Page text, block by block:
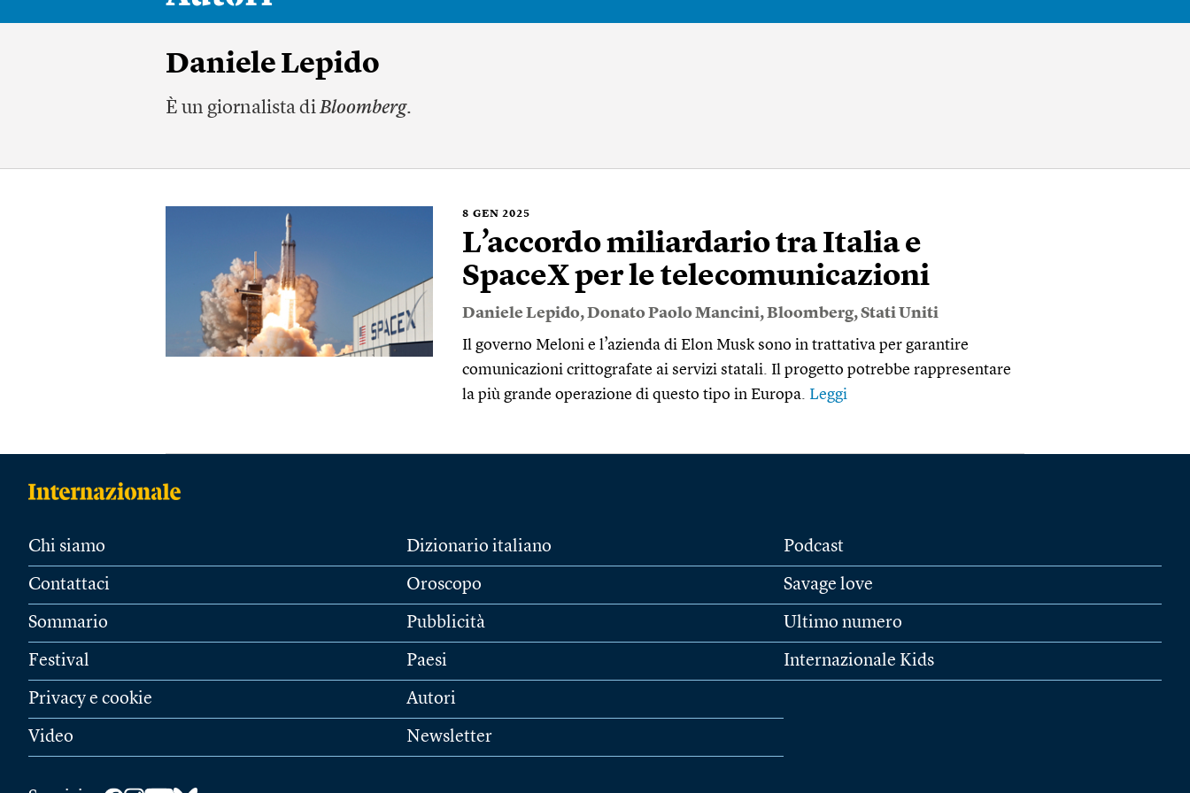
Daniele Lepido
È un giornalista diBloomberg.
8 GEN 2025
L’accordo miliardario tra Italia e
SpaceX per le telecomunicazioni
Daniele Lepido,Donato Paolo Mancini,Bloomberg,Stati Uniti
Il governo Meloni e l’azienda di Elon Musk sono in trattativa per garantire
comunicazioni crittografate ai servizi statali. Il progetto potrebbe rappresentare
la più grande operazione di questo tipo in Europa. Leggi
Chi siamo
Contattaci
Sommario
Festival
Privacy e cookie
Video
Dizionario italiano
Oroscopo
Pubblicità
Paesi
Autori
Newsletter
Podcast
Savage love
Ultimo numero
Internazionale Kids